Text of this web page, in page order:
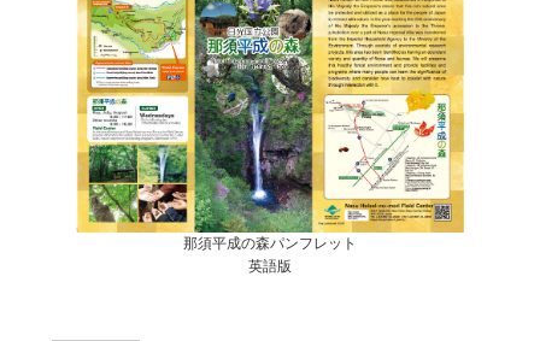
那須平成の森パンフレット
英語版